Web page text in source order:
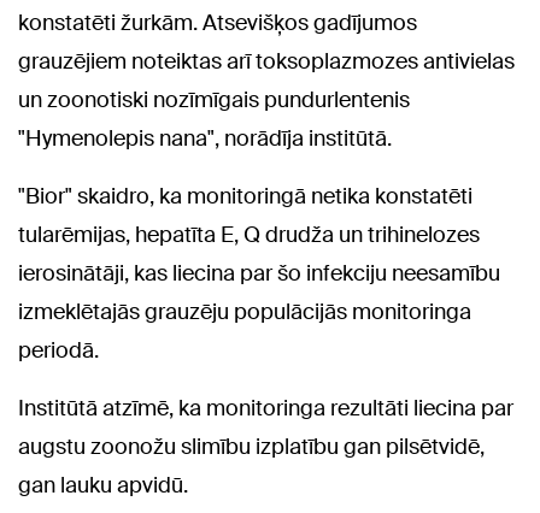
konstatēti žurkām. Atsevišķos gadījumos
grauzējiem noteiktas arī toksoplazmozes antivielas
un zoonotiski nozīmīgais pundurlentenis
"Hymenolepis nana", norādīja institūtā.
"Bior" skaidro, ka monitoringā netika konstatēti
tularēmijas, hepatīta E, Q drudža un trihinelozes
ierosinātāji, kas liecina par šo infekciju neesamību
izmeklētajās grauzēju populācijās monitoringa
periodā.
Institūtā atzīmē, ka monitoringa rezultāti liecina par
augstu zoonožu slimību izplatību gan pilsētvidē,
gan lauku apvidū.